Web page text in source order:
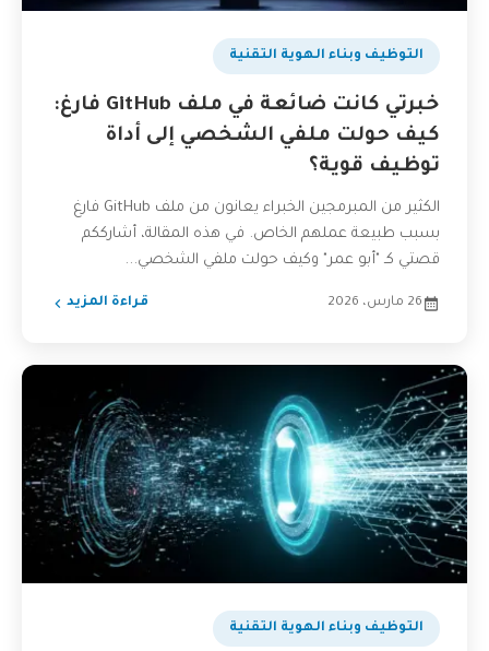
التوظيف وبناء الهوية التقنية
خبرتي كانت ضائعة في ملف GitHub فارغ:
كيف حولت ملفي الشخصي إلى أداة
توظيف قوية؟
الكثير من المبرمجين الخبراء يعانون من ملف GitHub فارغ
بسبب طبيعة عملهم الخاص. في هذه المقالة، أشارككم
قصتي كـ "أبو عمر" وكيف حولت ملفي الشخصي...
26 مارس، 2026 قراءة المزيد
التوظيف وبناء الهوية التقنية